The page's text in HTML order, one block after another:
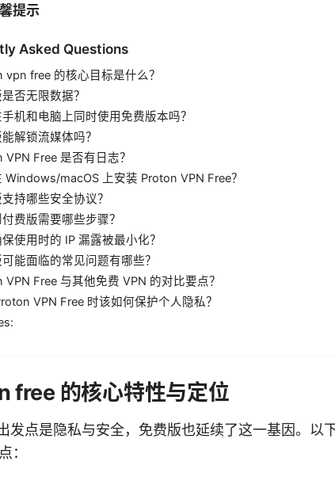
提示
Asked Questions
vpn free 的核心目标是什么？
否无限数据？
机和电脑上同时使用免费版本吗？
解锁流媒体吗？
VPN Free 是否有日志？
Windows/macOS 上安装 Proton VPN Free？
持哪些安全协议？
费版需要哪些步骤？
使用时的 IP 漏露被最小化？
能面临的常见问题有哪些？
VPN Free 与其他免费 VPN 的对比要点？
VPN Free 时该如何保护个人隐私？
free 的核心特性与定位
发点是隐私与安全，免费版也延续了这一基因。以
：